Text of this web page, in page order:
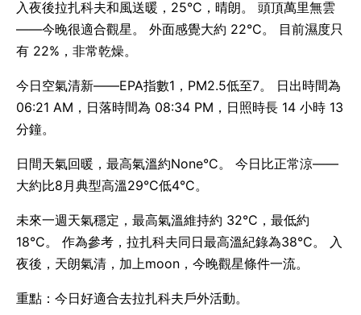
入夜後拉扎科夫和風送暖，25°C，晴朗。 頭頂萬里無雲
——今晚很適合觀星。 外面感覺大約 22°C。 目前濕度只
有 22%，非常乾燥。
今日空氣清新——EPA指數1，PM2.5低至7。 日出時間為
06:21 AM，日落時間為 08:34 PM，日照時長 14 小時 13
分鐘。
日間天氣回暖，最高氣溫約None°C。 今日比正常涼——
大約比8月典型高溫29°C低4°C。
未來一週天氣穩定，最高氣溫維持約 32°C，最低約
18°C。 作為參考，拉扎科夫同日最高溫紀錄為38°C。 入
夜後，天朗氣清，加上moon，今晚觀星條件一流。
重點：今日好適合去拉扎科夫戶外活動。